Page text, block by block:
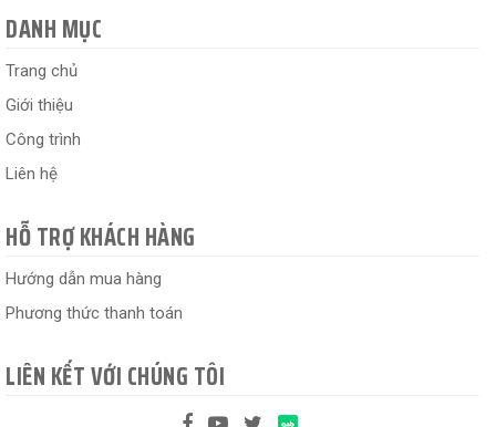
DANH MỤC
Trang chủ
Giới thiệu
Công trình
Liên hệ
HỖ TRỢ KHÁCH HÀNG
Hướng dẫn mua hàng
Phương thức thanh toán
LIÊN KẾT VỚI CHÚNG TÔI